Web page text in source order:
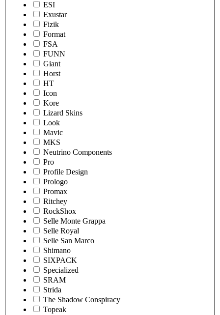
ESI
Exustar
Fizik
Format
FSA
FUNN
Giant
Horst
HT
Icon
Kore
Lizard Skins
Look
Mavic
MKS
Neutrino Components
Pro
Profile Design
Prologo
Promax
Ritchey
RockShox
Selle Monte Grappa
Selle Royal
Selle San Marco
Shimano
SIXPACK
Specialized
SRAM
Strida
The Shadow Conspiracy
Topeak